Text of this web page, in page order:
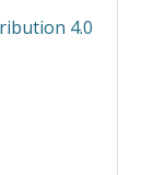
4.0